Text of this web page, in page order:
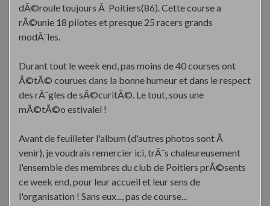
dÃ©roule toujours Ã Poitiers(86). Cette course a
rÃ©unie 18 pilotes et presque 25 racers grands
modÃ¨les.
Durant tout le week end, pas moins de 40 courses ont
Ã©tÃ© courues dans la bonne humeur et dans le respect
des rÃ¨gles de sÃ©curitÃ©. Le tout, sous une
mÃ©tÃ©o estivalel !
Avant de feuilleter l'album (d'autres photos sont Ã
venir), je voudrais remercier ici, trÃ¨s chaleureusement
l'ensemble des membres du club de Poitiers prÃ©sents
ce week end, pour leur accueil et leur sens de
l'organisation ! Sans eux..., pas de course...